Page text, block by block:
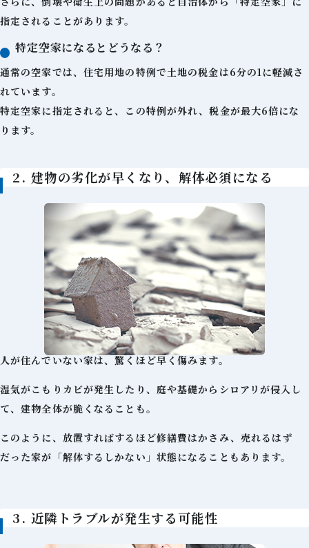
指定されることがあります。
特定空家になるとどうなる？
通常の空家では、住宅用地の特例で土地の税金は6分の1に軽減さ
れています。
特定空家に指定されると、この特例が外れ、税金が最大6倍にな
ります。
2. 建物の劣化が早くなり、解体必須になる
人が住んでいない家は、驚くほど早く傷みます。
湿気がこもりカビが発生したり、庭や基礎からシロアリが侵入し
て、建物全体が脆くなることも。
このように、放置すればするほど修繕費はかさみ、売れるはず
だった家が「解体するしかない」状態になることもあります。
3. 近隣トラブルが発生する可能性